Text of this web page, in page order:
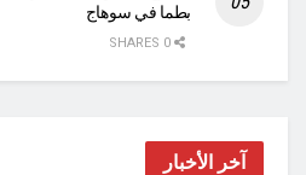
بطما في سوهاج
آخر الأخبار